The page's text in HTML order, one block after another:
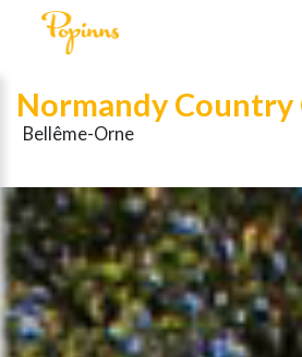
Normandy Country
Bellême-Orne